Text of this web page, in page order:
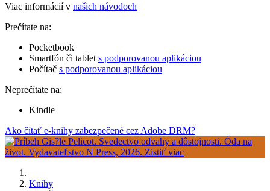
Viac informácií v našich návodoch
Prečítate na:
Pocketbook
Smartfón či tablet s podporovanou aplikáciou
Počítač s podporovanou aplikáciou
Neprečítate na:
Kindle
Ako čítať e-knihy zabezpečené cez Adobe DRM?
Knihy